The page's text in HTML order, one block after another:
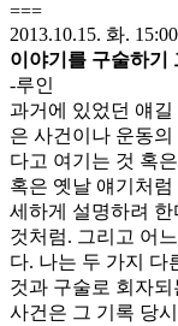
===
2013.10.15. 화.
이야기를 구술하기
-루인
과거에 있었던 얘
은 사건이나 운동
다고 여기는 것 혹
혹은 옛날 얘기처
세하게 설명하려
것처럼. 그리고 어
다. 나는 두 가지 다
것과 구술로 회자
사건은 그 기록 당